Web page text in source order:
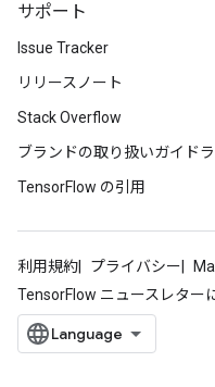
サポート
Issue Tracker
リリースノート
Stack Overflow
ブランドの取り扱いガイド
TensorFlow の引用
利用規約 プライバシー
TensorFlow ニュースレター